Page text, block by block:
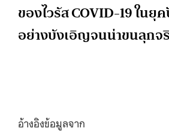
ของไวรัส COVID-19 ในยุ
อย่างบังเอิญจนน่าขนลุกจ
อ้างอิงข้อมูลจาก